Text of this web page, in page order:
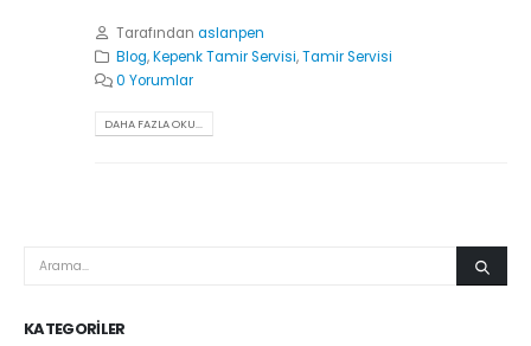
Tarafından aslanpen
Blog,Kepenk Tamir Servisi,Tamir Servisi
0 Yorumlar
DAHA FAZLA OKU...
KATEGORILER